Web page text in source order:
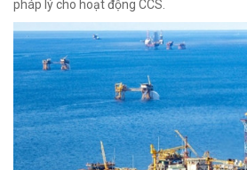
pháp lý cho hoạt động CCS.